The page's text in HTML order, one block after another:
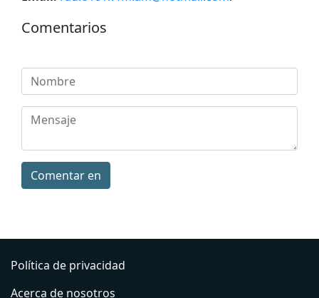
Comentarios
Comentar en
Política de privacidad
Acerca de nosotros